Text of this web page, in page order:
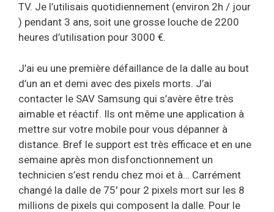
TV. Je l’utilisais quotidiennement (environ 2h / jour
) pendant 3 ans, soit une grosse louche de 2200
heures d’utilisation pour 3000 €.
J’ai eu une première défaillance de la dalle au bout
d’un an et demi avec des pixels morts. J’ai
contacter le SAV Samsung qui s’avère être très
aimable et réactif. Ils ont même une application à
mettre sur votre mobile pour vous dépanner à
distance. Bref le support est très efficace et en une
semaine après mon disfonctionnement un
technicien s’est rendu chez moi et à… Carrément
changé la dalle de 75′ pour 2 pixels mort sur les 8
millions de pixels qui composent la dalle. Pour le